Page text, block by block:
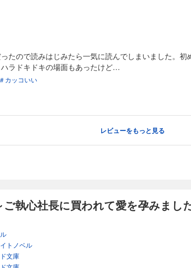
たので読みはじみたら一気に読んでしまいました。
ラドキドキの場面もあったけど…
＃カッコいい
レビューをもっと見る
執心社長に買われて愛を孕みまし
トノベル
文庫